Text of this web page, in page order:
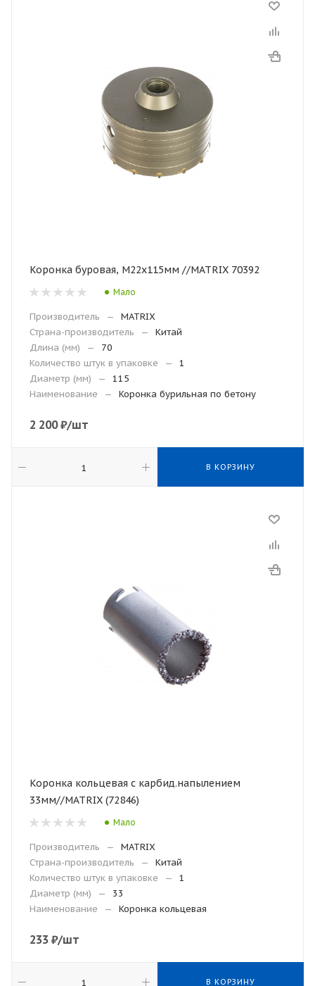
Коронка буровая, М22х115мм //MATRIX 70392
Мало
Производитель —
MATRIX
Страна-производитель
—
Китай
Длина (мм)
—
70
Количество штук в упаковке
—
1
Диаметр (мм)
—
115
Наименование
— Коронка бурильная по бетону
2 200₽/шт
В КОРЗИНУ
Коронка кольцевая с карбид.напылением
33мм//MATRIX (72846)
Мало
Производитель —
MATRIX
Страна-производитель
—
Китай
Количество штук в упаковке
—
1
Диаметр (мм)
—
33
Наименование
— Коронка кольцевая
233 ₽/шт
В КОРЗИНУ